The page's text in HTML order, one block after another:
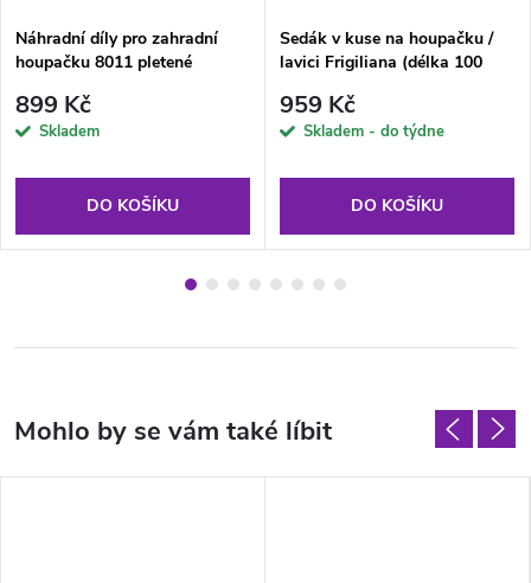
Náhradní díly pro zahradní
houpačku 8011 pletené
899 Kč
Skladem
DO KOŠÍKU
Sedák v kuse na houpačku /
lavici Frigiliana (délka 100
959 Kč
Skladem - do týdne
DO KOŠÍKU